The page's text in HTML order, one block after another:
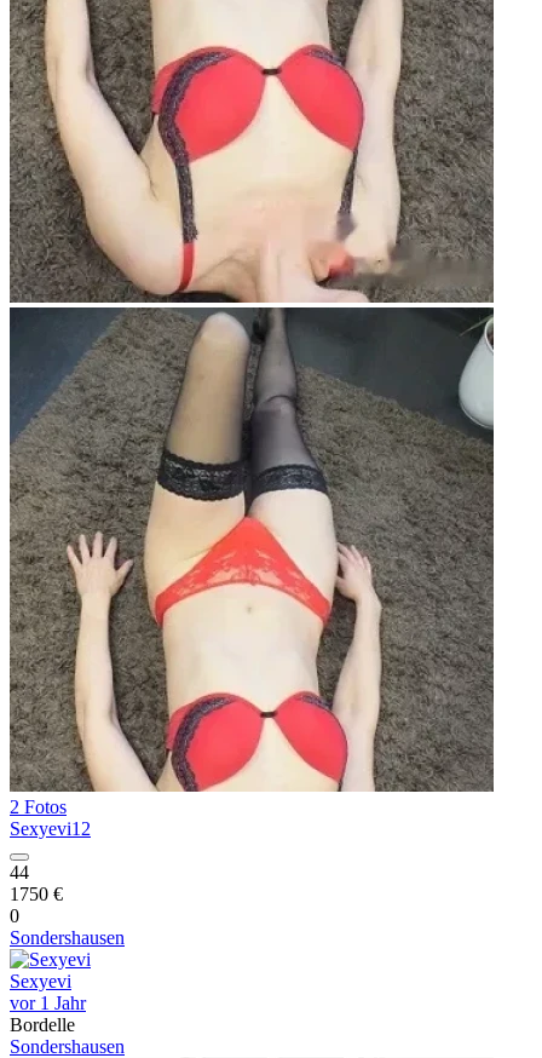
2 Fotos
Sexyevi12
44
1750 €
0
Sondershausen
Sexyevi
vor 1 Jahr
Bordelle
Sondershausen